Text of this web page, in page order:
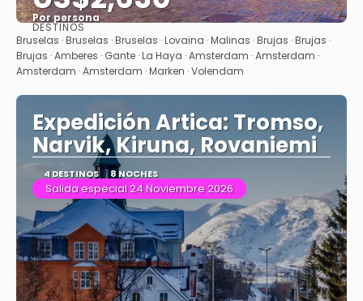
Por persona
Ver
DESTINOS
Bruselas · Bruselas · Bruselas · Lovaina · Malinas · Brujas · Brujas ·
Brujas · Amberes · Gante · La Haya · Amsterdam · Amsterdam ·
Amsterdam · Amsterdam · Marken · Volendam
Expedición Artica: Tromso,
Narvik, Kiruna, Rovaniemi
4 DESTINOS 8 NOCHES
Salida especial 24 Noviembre 2026